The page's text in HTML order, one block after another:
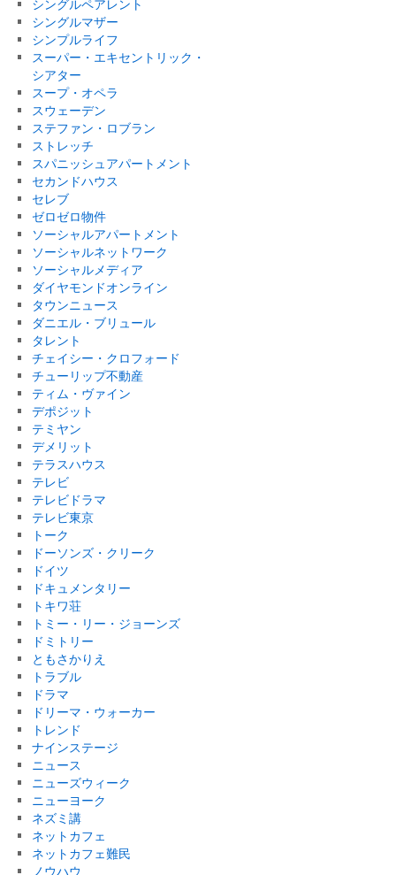
シングルペアレント
シングルマザー
シンプルライフ
スーパー・エキセントリック・
シアター
スープ・オペラ
スウェーデン
ステファン・ロブラン
ストレッチ
スパニッシュアパートメント
セカンドハウス
セレブ
ゼロゼロ物件
ソーシャルアパートメント
ソーシャルネットワーク
ソーシャルメディア
ダイヤモンドオンライン
タウンニュース
ダニエル・ブリュール
タレント
チェイシー・クロフォード
チューリップ不動産
ティム・ヴァイン
デポジット
テミヤン
デメリット
テラスハウス
テレビ
テレビドラマ
テレビ東京
トーク
ドーソンズ・クリーク
ドイツ
ドキュメンタリー
トキワ荘
トミー・リー・ジョーンズ
ドミトリー
ともさかりえ
トラブル
ドラマ
ドリーマ・ウォーカー
トレンド
ナインステージ
ニュース
ニューズウィーク
ニューヨーク
ネズミ講
ネットカフェ
ネットカフェ難民
ノウハウ